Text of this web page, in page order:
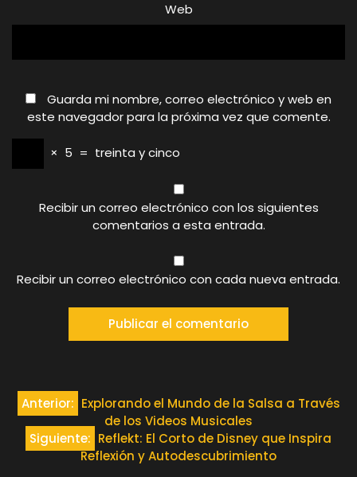
Web
Guarda mi nombre, correo electrónico y web en
este navegador para la próxima vez que comente.
× 5 = treinta y cinco
Recibir un correo electrónico con los siguientes
comentarios a esta entrada.
Recibir un correo electrónico con cada nueva entrada.
Navegación
de
entradas
Anterior: Explorando el Mundo de la Salsa a Través
de los Videos Musicales
Siguiente: Reflekt: El Corto de Disney que Inspira
Reflexión y Autodescubrimiento